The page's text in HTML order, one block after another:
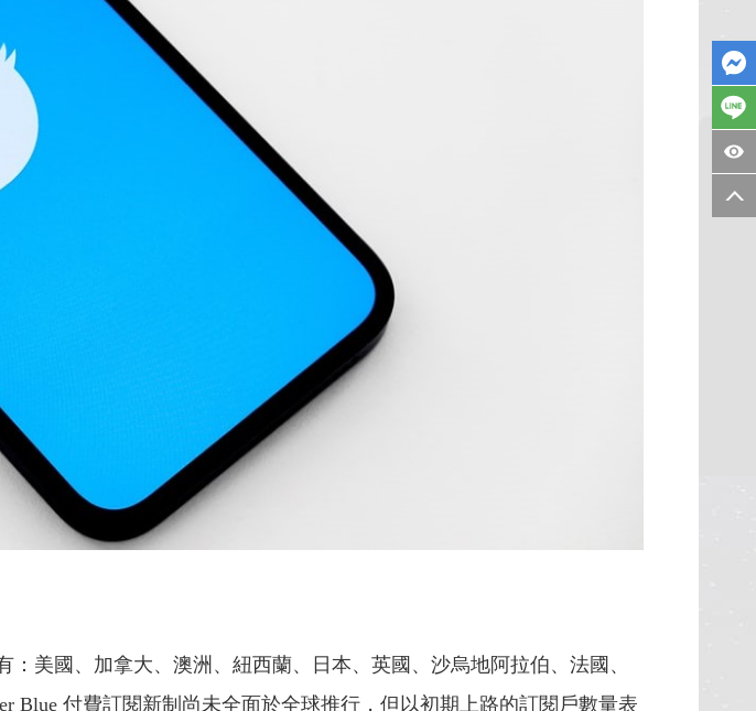
美國、加拿大、澳洲、紐西蘭、日本、英國、沙烏地阿拉伯、法國、
Blue 付費訂閱新制尚未全面於全球推行，但以初期上路的訂閱戶數量表